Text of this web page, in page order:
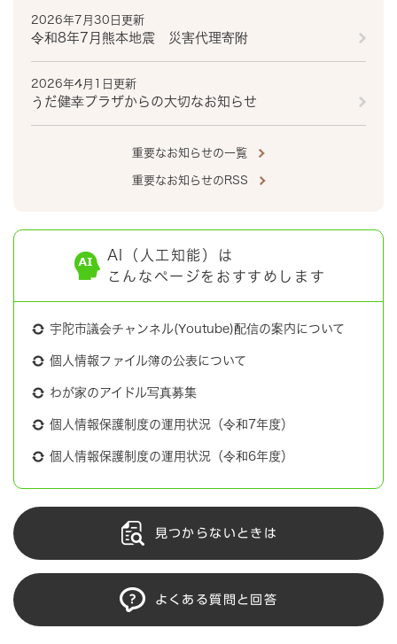
2026年7月30日更新
令和8年7月熊本地震 災害代理寄附
2026年4月1日更新
うだ健幸プラザからの大切なお知らせ
重要なお知らせの一覧
重要なお知らせのRSS
AI（人工知能）は
こんなページをおすすめします
宇陀市議会チャンネル(Youtube)配信の案内について
個人情報ファイル簿の公表について
わが家のアイドル写真募集
個人情報保護制度の運用状況（令和7年度）
個人情報保護制度の運用状況（令和6年度）
見つからないときは
よくある質問と回答